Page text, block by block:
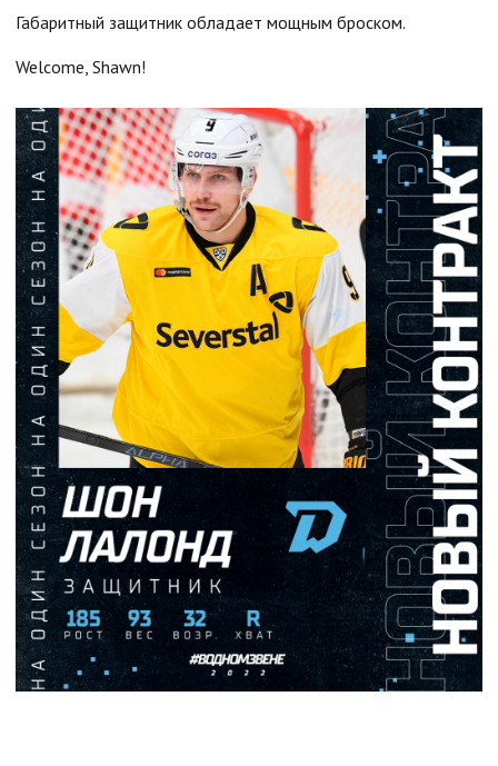
Габаритный защитник обладает мощным броском.
Welcome, Shawn!